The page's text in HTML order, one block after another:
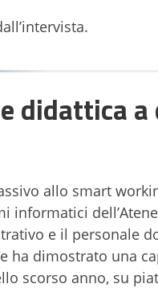
didattica a
allo smart
informatici
e il personale
ha dimostrato una
scorso anno, su